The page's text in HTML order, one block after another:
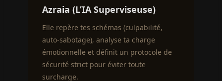
Azraia (L’IA Superviseuse)
Elle repère tes schémas (culpabilité,
auto-sabotage), analyse ta charge
émotionnelle et définit un protocole de
sécurité strict pour éviter toute
surcharge.